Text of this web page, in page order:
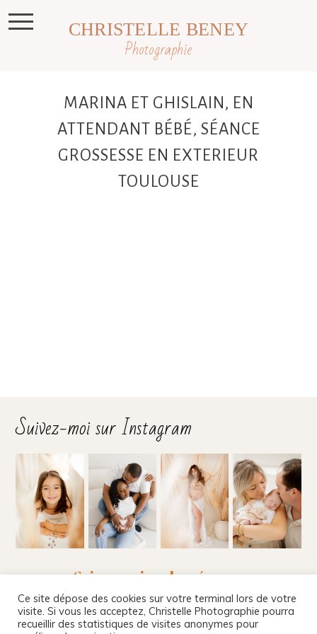
Photographie
CHRISTELLE BENEY
MARINA ET GHISLAIN, EN
ATTENDANT BÉBÉ, SÉANCE
GROSSESSE EN EXTERIEUR
TOULOUSE
Suivez-moi sur Instagram
Suivez-moi sur les réseaux
Ce site dépose des cookies sur votre terminal lors de votre
visite. Si vous les acceptez, Christelle Photographie pourra
recueillir des statistiques de visites anonymes pour